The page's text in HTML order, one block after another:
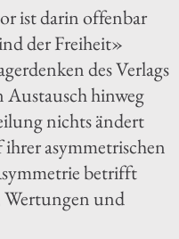
ist darin offenbar
der Freiheit»
des Verlags
Austausch hinweg
nichts ändert
asymmetrischen
betrifft
Wertungen und